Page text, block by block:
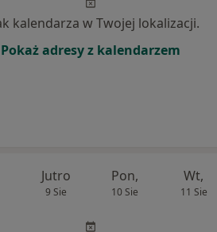
kalendarza w Twojej lokalizacji.
Pokaż adresy z kalendarzem
Jutro
9 Sie
Pon,
10 Sie
Wt,
11 Sie